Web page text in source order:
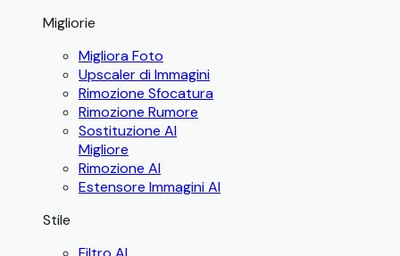
Migliorie
Migliora Foto
Upscaler di Immagini
Rimozione Sfocatura
Rimozione Rumore
Sostituzione AI
Migliore
Rimozione AI
Estensore Immagini AI
Stile